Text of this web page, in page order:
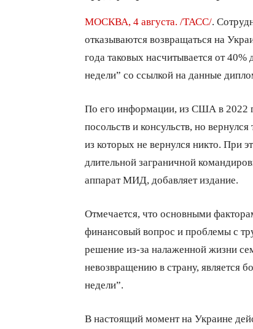
МОСКВА, 4 августа. /ТАСС/ .
отказываются возвращаться на
года таковых насчитывается от
недели” со ссылкой на данные
По его информации, из США в 2022
посольств и консульств, но
из которых не вернулся никто. При
длительной заграничной
аппарат МИД, добавляет издание.
Отмечается, что основными
финансовый вопрос и проблемы с
решение из-за налаженной жизни
невозвращению в страну, является
недели”.
В настоящий момент на Украине